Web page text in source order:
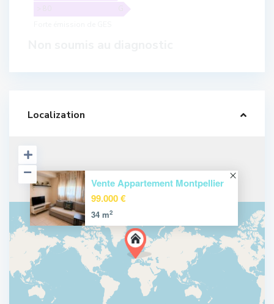
Localization
Vente Appartement Montpellier
99.000 €
34 m2